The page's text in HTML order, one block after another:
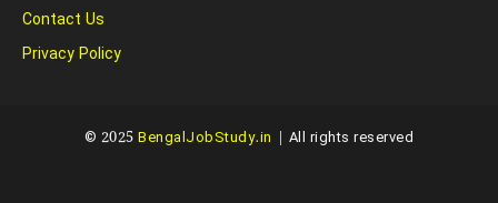
Contact Us
Privacy Policy
© 2025BengalJobStudy.in | All rights reserved